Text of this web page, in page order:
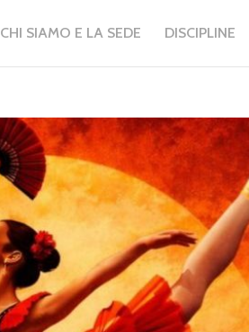
CHI SIAMO E LA SEDE DISCIPLINE